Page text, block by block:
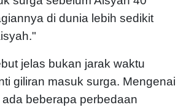
di dunia lebih sedikit
jelas bukan jarak waktu
giliran masuk surga. Mengenai
beberapa perbedaan